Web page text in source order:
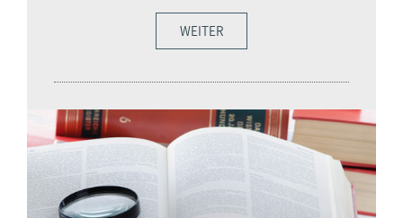
WEITER